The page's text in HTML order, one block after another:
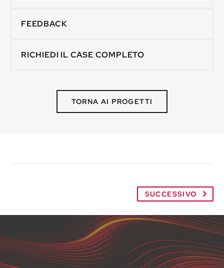
FEEDBACK
RICHIEDI IL CASE COMPLETO
TORNA AI PROGETTI
SUCCESSIVO